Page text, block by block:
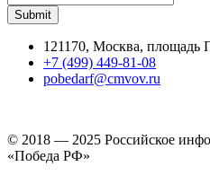
121170, Москва, площадь
+7 (499) 449-81-08
pobedarf@cmvov.ru
© 2018 — 2025 Российское
«Победа РФ»